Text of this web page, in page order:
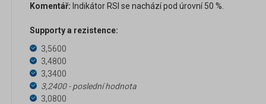
Komentář: Indikátor RSI se nachází pod úrovní 50 %.
Supporty a rezistence:
3,5600
3,4800
3,3400
3,2400 - poslední hodnota
3,0800